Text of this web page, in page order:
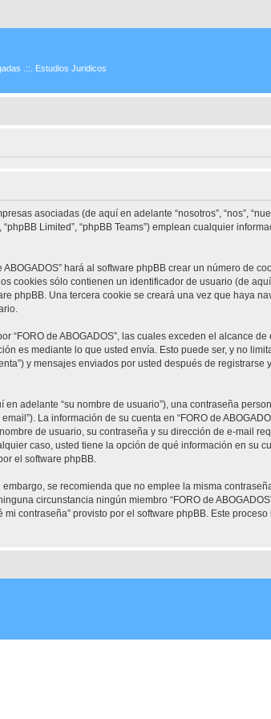
.::. Estudios Juridicos
asociadas (de aquí en adelante “nosotros”, “nos”,
“phpBB Limited”, “phpBB Teams”) emplean cualquier
hará al software phpBB crear un número de
cookies sólo contienen un identificador de usuario (de
phpBB. Una tercera cookie se creará una vez que haya
“FORO de ABOGADOS”, las cuales exceden el alcance
es mediante lo que usted envía. Esto puede ser, y no
y mensajes enviados por usted después de
adelante “su nombre de usuario”), una contraseña
La información de su cuenta en “FORO de
de usuario, su contraseña y su dirección de e-mail
caso, usted tiene la opción de qué información en su
el software phpBB.
se recomienda que no emplee la misma
circunstancia ningún miembro “FORO de
contraseña” provisto por el software phpBB. Este